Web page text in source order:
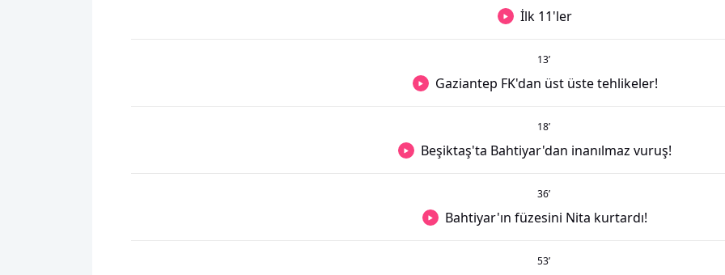
İlk 11'ler
13’
Gaziantep FK'dan üst üste tehlikeler!
18’
Beşiktaş'ta Bahtiyar'dan inanılmaz vuruş!
36’
Bahtiyar'ın füzesini Nita kurtardı!
53’